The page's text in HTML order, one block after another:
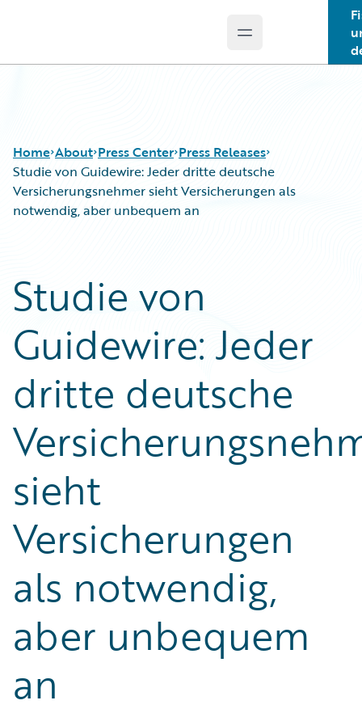
Open main menu
Home About Press Center Press Releases
Studie von Guidewire: Jeder dritte deutsche
Versicherungsnehmer sieht Versicherungen als
notwendig, aber unbequem an
Studie von
Guidewire: Jeder
dritte deutsche
sieht
Versicherungen
als notwendig,
aber unbequem
an